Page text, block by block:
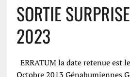
SORTIE
2023
ERRATUM la date retenue est
Octobre 2013 Génabumiennes